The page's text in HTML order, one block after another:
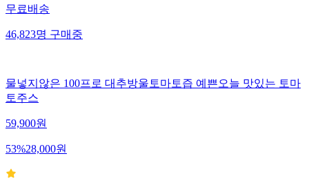
무료배송
46,823명구매중
물넣지않은 100프로 대추방울토마토즙 예쁜오늘 맛있는 토마
토주스
59,900원
53%28,000원